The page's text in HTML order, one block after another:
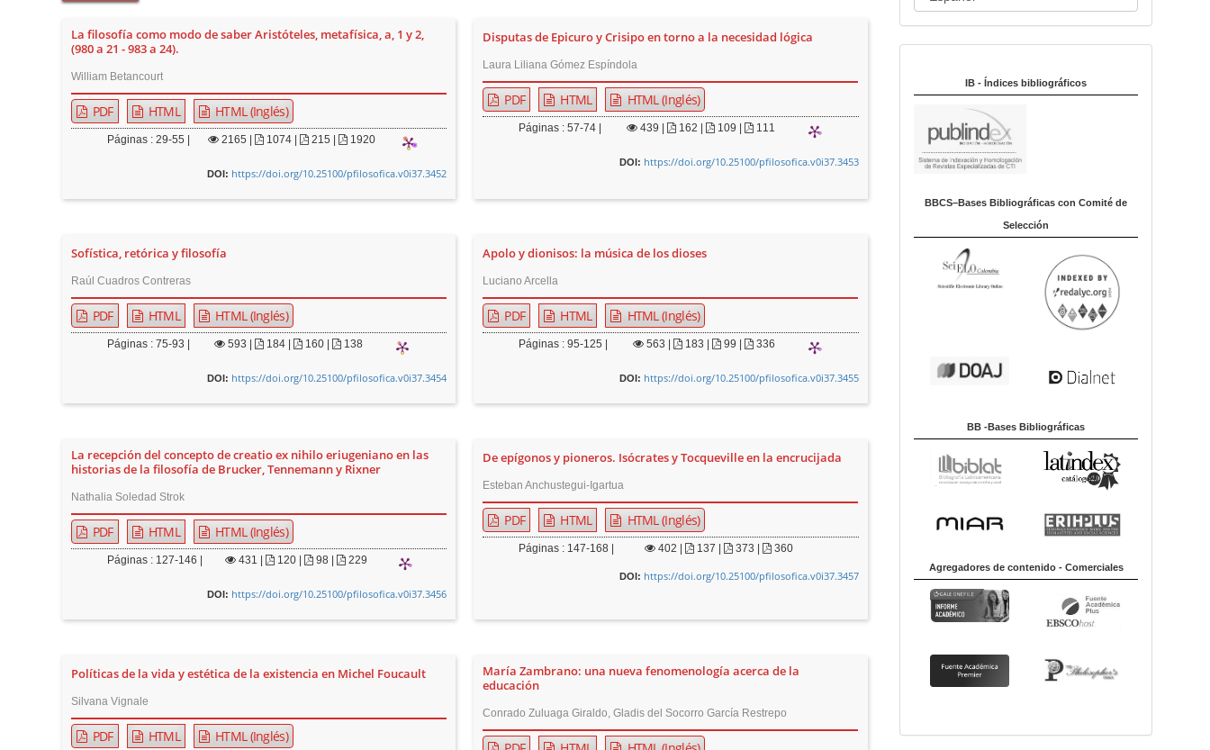
La filosofía como modo de saber Aristóteles, metafísica, a, 1 y 2,
(980 a 21 - 983 a 24).
William Betancourt
PDF HTML HTML (Inglés)
Páginas : 29-55 | 2165 | 1074 | 215 | 1920
DOI: https://doi.org/10.25100/pfilosofica.v0i37.3452
Disputas de Epicuro y Crisipo en torno a la necesidad lógica
Laura Liliana Gómez Espíndola
PDF HTML HTML (Inglés)
Páginas : 57-74 | 439 | 162 | 109 | 111
DOI: https://doi.org/10.25100/pfilosofica.v0i37.3453
Sofística, retórica y filosofía
Raúl Cuadros Contreras
PDF HTML HTML (Inglés)
Páginas : 75-93 | 593 | 184 | 160 | 138
DOI: https://doi.org/10.25100/pfilosofica.v0i37.3454
Apolo y dionisos: la música de los dioses
Luciano Arcella
PDF HTML HTML (Inglés)
Páginas : 95-125 | 563 | 183 | 99 | 336
DOI: https://doi.org/10.25100/pfilosofica.v0i37.3455
La recepción del concepto de creatio ex nihilo eriugeniano en las
historias de la filosofía de Brucker, Tennemann y Rixner
Nathalia Soledad Strok
PDF HTML HTML (Inglés)
Páginas : 127-146 | 431 | 120 | 98 | 229
DOI: https://doi.org/10.25100/pfilosofica.v0i37.3456
De epígonos y pioneros. Isócrates y Tocqueville en la encrucijada
Esteban Anchustegui-Igartua
PDF HTML HTML (Inglés)
Páginas : 147-168 | 402 | 137 | 373 | 360
DOI: https://doi.org/10.25100/pfilosofica.v0i37.3457
Políticas de la vida y estética de la existencia en Michel Foucault
Silvana Vignale
PDF HTML HTML (Inglés)
María Zambrano: una nueva fenomenología acerca de la
educación
Conrado Zuluaga Giraldo, Gladis del Socorro García Restrepo
o
d
m
IB - Índices bibliográficos
BBCS–Bases Bibliográficas con Comité de
Selección
BB -Bases Bibliográficas
Agregadores de contenido - Comerciales